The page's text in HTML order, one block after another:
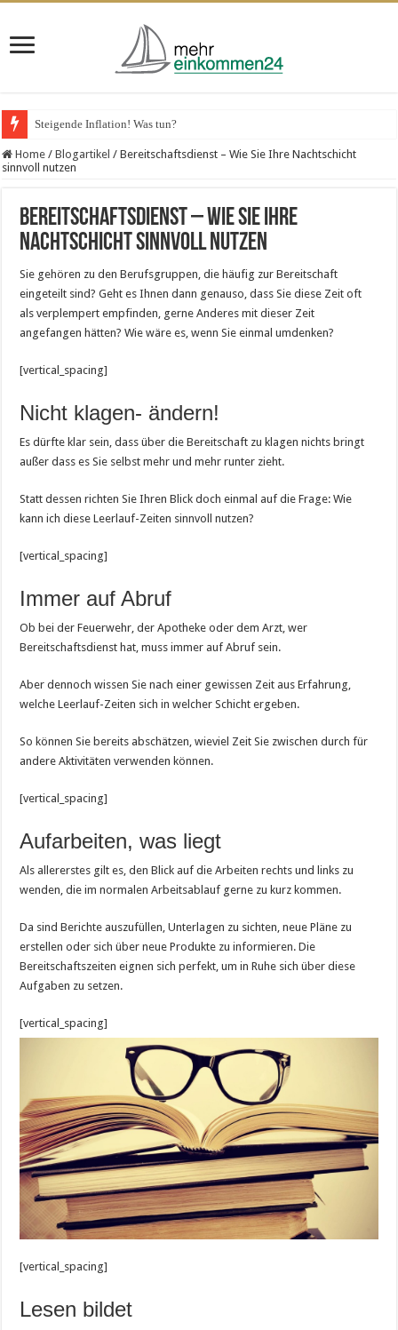
Steigende Inflation! Was tun?
Home / Blogartikel / Bereitschaftsdienst – Wie Sie Ihre Nachtschicht
sinnvoll nutzen
Bereitschaftsdienst – Wie Sie Ihre
Nachtschicht sinnvoll nutzen
Sie gehören zu den Berufsgruppen, die häufig zur Bereitschaft
eingeteilt sind? Geht es Ihnen dann genauso, dass Sie diese Zeit oft
als verplempert empfinden, gerne Anderes mit dieser Zeit
angefangen hätten? Wie wäre es, wenn Sie einmal umdenken?
[vertical_spacing]
Nicht klagen- ändern!
Es dürfte klar sein, dass über die Bereitschaft zu klagen nichts bringt
außer dass es Sie selbst mehr und mehr runter zieht.
Statt dessen richten Sie Ihren Blick doch einmal auf die Frage: Wie
kann ich diese Leerlauf-Zeiten sinnvoll nutzen?
[vertical_spacing]
Immer auf Abruf
Ob bei der Feuerwehr, der Apotheke oder dem Arzt, wer
Bereitschaftsdienst hat, muss immer auf Abruf sein.
Aber dennoch wissen Sie nach einer gewissen Zeit aus Erfahrung,
welche Leerlauf-Zeiten sich in welcher Schicht ergeben.
So können Sie bereits abschätzen, wieviel Zeit Sie zwischen durch für
andere Aktivitäten verwenden können.
[vertical_spacing]
Aufarbeiten, was liegt
Als allererstes gilt es, den Blick auf die Arbeiten rechts und links zu
wenden, die im normalen Arbeitsablauf gerne zu kurz kommen.
Da sind Berichte auszufüllen, Unterlagen zu sichten, neue Pläne zu
erstellen oder sich über neue Produkte zu informieren. Die
Bereitschaftszeiten eignen sich perfekt, um in Ruhe sich über diese
Aufgaben zu setzen.
[vertical_spacing]
[vertical_spacing]
Lesen bildet